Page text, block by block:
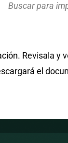
Buscar para
Revisala y
el